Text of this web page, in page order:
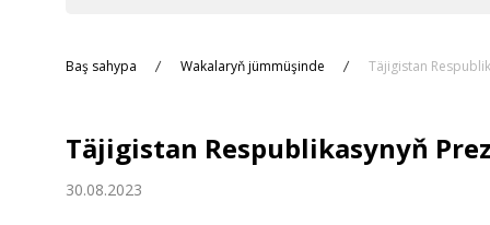
Hyzmatdaşlyk
Baş sahypa Wakalaryň jümmüşinde Täjigistan
Täjigistan Respublikasynyň
30.08.2023